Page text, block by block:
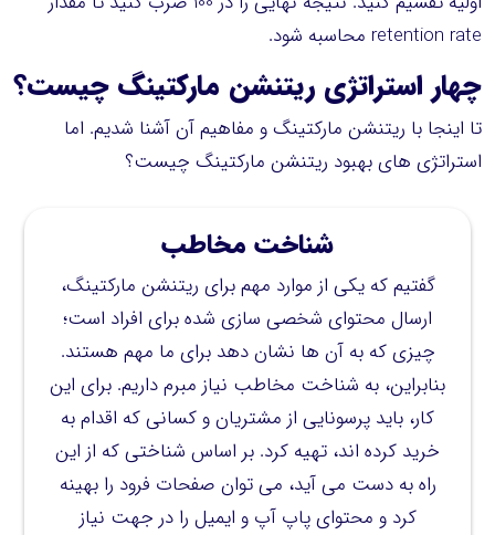
retention rate محاسبه شود.
چهار استراتژی ریتنشن مارکتینگ چیست؟
تا اینجا با ریتنشن مارکتینگ و مفاهیم آن آشنا شدیم. اما
استراتژی های بهبود ریتنشن مارکتینگ چیست؟
شناخت مخاطب
گفتیم که یکی از موارد مهم برای ریتنشن مارکتینگ،
ارسال محتوای شخصی سازی شده برای افراد است؛
چیزی که به آن ها نشان دهد برای ما مهم هستند.
بنابراین، به شناخت مخاطب نیاز مبرم داریم. برای این
کار، باید پرسونایی از مشتریان و کسانی که اقدام به
خرید کرده اند، تهیه کرد. بر اساس شناختی که از این
راه به دست می آید، می توان صفحات فرود را بهینه
کرد و محتوای پاپ آپ و ایمیل را در جهت نیاز